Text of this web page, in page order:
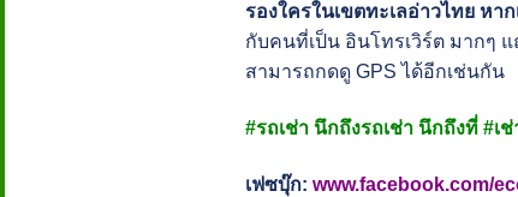
รองใครในเขตทะเลอ่าวไทย ห
กับคนที่เป็น อินโทรเวิร์ต มากๆ
สามารถกดดู GPS ได้อีกเช่นกัน
#รถเช่า นึกถึงรถเช่า นึกถึงที่ #เ
เฟซบุ๊ก:www.facebook.com/